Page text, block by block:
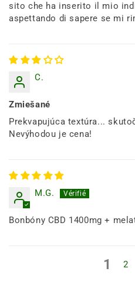
sito che ha inserito il mio
aspettando di sapere se mi
C.
Zmiešané
Prekvapujúca textúra...
Nevýhodou je cena!
M.G.
Bonbóny CBD 1400mg +
1 2